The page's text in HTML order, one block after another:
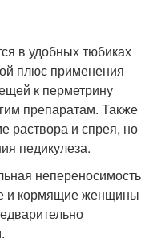
в удобных тюбиках
плюс применения
к перметрину
препаратам. Также
раствора и спрея, но
педикулеза.
непереносимость
и кормящие женщины